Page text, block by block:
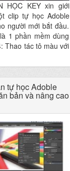
HỌC KEY xin giới
clip tự học Adoble
người mới bắt đầu.
1 phần mềm dùng
Thao tác tô màu với
tự học Adoble
bản và nâng cao